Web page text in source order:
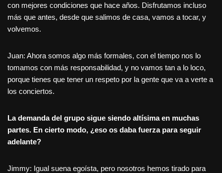
con mejores condiciones que hace años. Disfrutamos incluso
más que antes, desde que salimos de casa, vamos a tocar, y
volvemos.
Juan: Ahora somos algo más formales, con el tiempo nos lo
tomamos con más responsabilidad, y no vamos tan a lo loco,
porque tienes que tener un respeto por la gente que va a verte a
los conciertos.
La demanda del grupo sigue siendo altísima en muchas
partes. En cierto modo, ¿eso os daba fuerza para seguir
adelante?
Jimmy: Igual suena egoísta, pero nosotros hemos tirado para